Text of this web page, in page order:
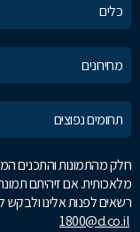
כלים
מחירונים
תחומים נפוצים
חלק מהתמונות והתכנים
מלאכותית. אם זיהיתם
רשאים לפנות אלינו
1800@d.co.il